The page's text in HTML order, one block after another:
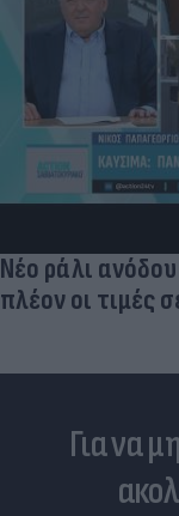
Νέο ράλι
πλέον οι τιμές
Για να